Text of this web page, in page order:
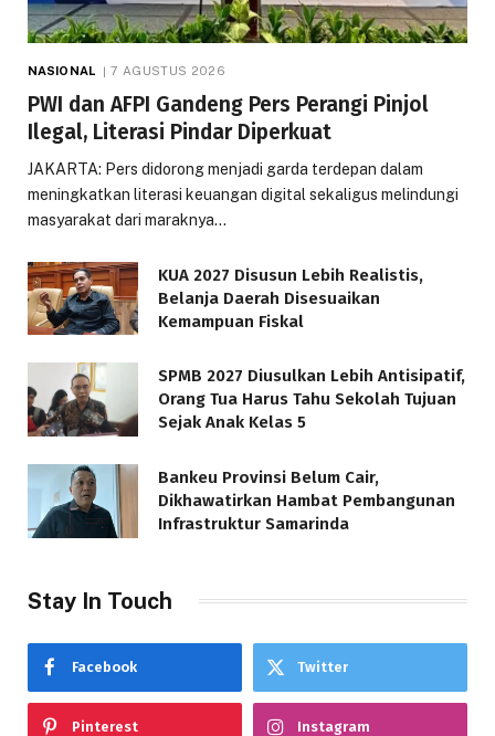
NASIONAL 7 AGUSTUS 2026
PWI dan AFPI Gandeng Pers Perangi Pinjol
Ilegal, Literasi Pindar Diperkuat
JAKARTA: Pers didorong menjadi garda terdepan dalam
meningkatkan literasi keuangan digital sekaligus melindungi
masyarakat dari maraknya…
KUA 2027 Disusun Lebih Realistis,
Belanja Daerah Disesuaikan
Kemampuan Fiskal
SPMB 2027 Diusulkan Lebih Antisipatif,
Orang Tua Harus Tahu Sekolah Tujuan
Sejak Anak Kelas 5
Bankeu Provinsi Belum Cair,
Dikhawatirkan Hambat Pembangunan
Infrastruktur Samarinda
Stay In Touch
Facebook Twitter
Pinterest Instagram